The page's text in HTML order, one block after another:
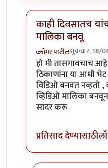
काही दिवसातच
मालिका बनवू
व्लॉगर पाटीलशुक्रवार, 18/
In reply toताकारी
हो मी तासगावचाच
ठिकाणांना या आधी
विडिओ बनवत नव्हतो ,
व्हिडिओ मालिका
सादर करू
प्रतिसाद देण्यासाठी